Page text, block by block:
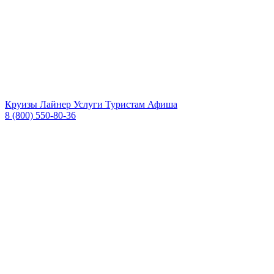
Круизы Лайнер Услуги Туристам Афиша
8 (800) 550-80-36